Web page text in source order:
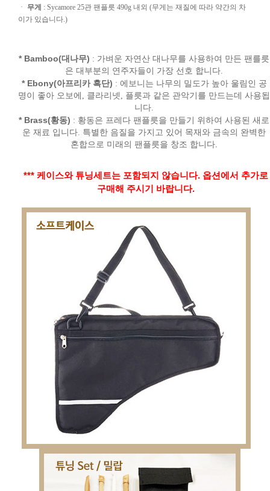
ㆍ 무게 : Sycamore 25관 팬플릇 490g 내외 (무게는 재질에 따라 약간의 차
이가 있습니다.)
* Bamboo(대나무) : 가벼운 자연산 대나무를 사용하여 만든 팬를릇
은 대부분의 연주자들이 가장 선호 합니다.
* Ebony(아프리카 흑단) : 에보니는 나무의 밀도가 높아 울림인 공
명이 좋아 오보에, 클라리넷, 플릇과 같은 관악기를 만드는데 사용됩
니다.
* Brass(황동) : 황동은 프레다 팬플릇을 만들기 위하여 사용된 새로
운 재료 입니다. 특별한 음질을 가지고 있어 목재와 금속의 완벽한
혼합으로 미래의 팬플릇을 창조 합니다.
*** 케이스와 튜닝세트는 포함되지 않습니다. 옵션에서 추가로
구매해 주시기 바랍니다.